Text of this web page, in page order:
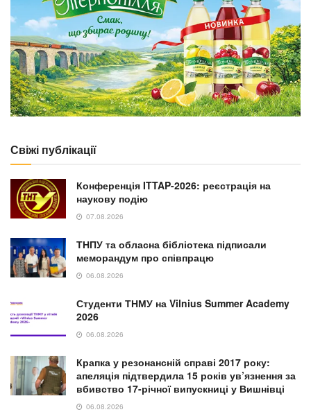
Свіжі публікації
Конференція ITTAP-2026: реєстрація на
наукову подію
07.08.2026
ТНПУ та обласна бібліотека підписали
меморандум про співпрацю
06.08.2026
Студенти ТНМУ на Vilnius Summer Academy
2026
06.08.2026
Крапка у резонансній справі 2017 року:
апеляція підтвердила 15 років ув’язнення за
вбивство 17-річної випускниці у Вишнівці
06.08.2026